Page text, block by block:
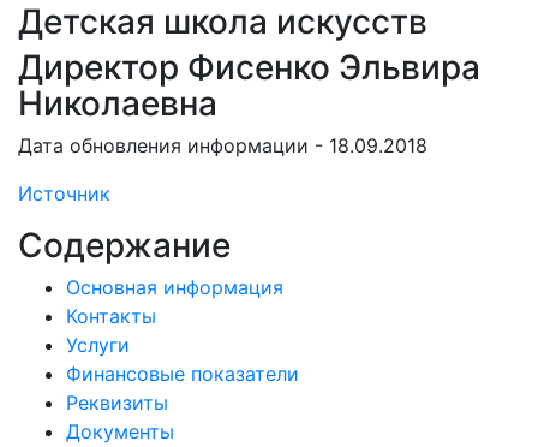
Детская школа искусств
Директор Фисенко Эльвира
Николаевна
Дата обновления информации - 18.09.2018
Источник
Содержание
Основная информация
Контакты
Услуги
Финансовые показатели
Реквизиты
Документы